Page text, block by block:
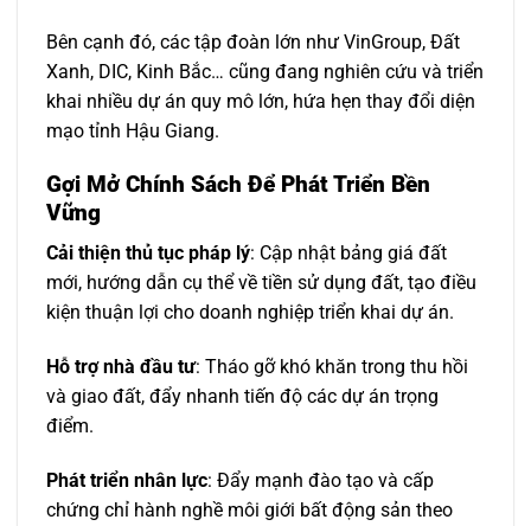
Bên cạnh đó, các tập đoàn lớn như VinGroup, Đất
Xanh, DIC, Kinh Bắc… cũng đang nghiên cứu và triển
khai nhiều dự án quy mô lớn, hứa hẹn thay đổi diện
mạo tỉnh Hậu Giang.
Gợi Mở Chính Sách Để Phát Triển Bền
Vững
Cải thiện thủ tục pháp lý: Cập nhật bảng giá đất
mới, hướng dẫn cụ thể về tiền sử dụng đất, tạo điều
kiện thuận lợi cho doanh nghiệp triển khai dự án.
Hỗ trợ nhà đầu tư: Tháo gỡ khó khăn trong thu hồi
và giao đất, đẩy nhanh tiến độ các dự án trọng
điểm.
Phát triển nhân lực: Đẩy mạnh đào tạo và cấp
chứng chỉ hành nghề môi giới bất động sản theo